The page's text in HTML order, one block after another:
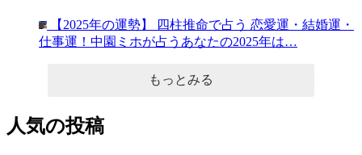
【2025年の運勢】 四柱推命で占う 恋愛運・結婚運・
仕事運！中園ミホが占うあなたの2025年は…
もっとみる
人気の投稿